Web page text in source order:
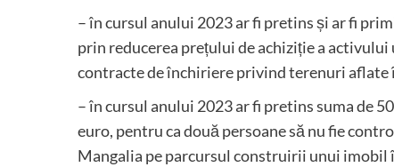
– în cursul anului 2023 ar fi pretins și ar fi
prin reducerea prețului de achiziție a
contracte de închiriere privind terenuri
– în cursul anului 2023 ar fi pretins suma de
euro, pentru ca două persoane să nu fie
Mangalia pe parcursul construirii unui imobil